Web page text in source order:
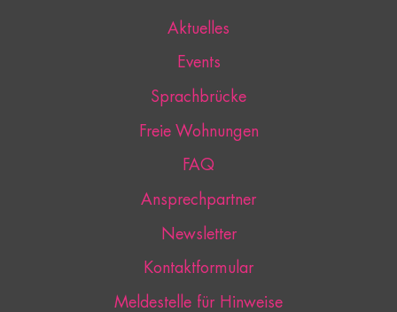
Aktuelles
Events
Sprachbrücke
Freie Wohnungen
FAQ
Ansprechpartner
Newsletter
Kontaktformular
Meldestelle für Hinweise